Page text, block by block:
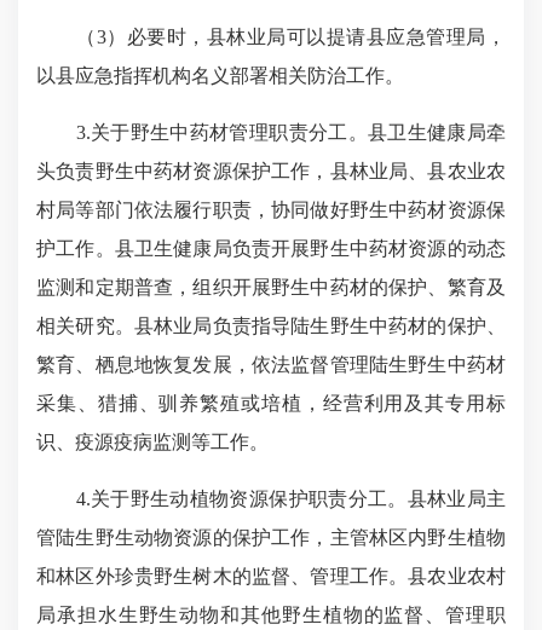
（3）必要时，县林业局可以提请县应急管理局，
以县应急指挥机构名义部署相关防治工作。
3.关于野生中药材管理职责分工。县卫生健康局牵
头负责野生中药材资源保护工作，县林业局、县农业农
村局等部门依法履行职责，协同做好野生中药材资源保
护工作。县卫生健康局负责开展野生中药材资源的动态
监测和定期普查，组织开展野生中药材的保护、繁育及
相关研究。县林业局负责指导陆生野生中药材的保护、
繁育、栖息地恢复发展，依法监督管理陆生野生中药材
采集、猎捕、驯养繁殖或培植，经营利用及其专用标
识、疫源疫病监测等工作。
4.关于野生动植物资源保护职责分工。县林业局主
管陆生野生动物资源的保护工作，主管林区内野生植物
和林区外珍贵野生树木的监督、管理工作。县农业农村
局承担水生野生动物和其他野生植物的监督、管理职